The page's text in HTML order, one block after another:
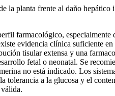
la planta frente al daño hepático
farmacológico,
evidencia clínica suficiente
tisular extensa y una
fetal o neonatal. Se
no está indicado. Los
a la glucosa y el